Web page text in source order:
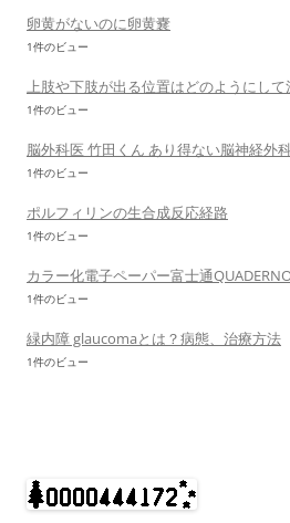
卵黄がないのに卵黄嚢
1件のビュー
上肢や下肢が出る位置はどのようにして
1件のビュー
脳外科医 竹田くん あり得ない脳神経外
1件のビュー
ポルフィリンの生合成反応経路
1件のビュー
カラー化電子ペーパー富士通
1件のビュー
緑内障 glaucomaとは？病態、治療方法
1件のビュー